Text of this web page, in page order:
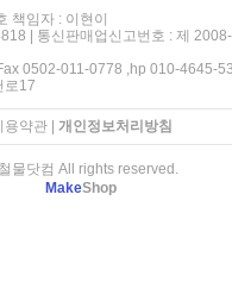
책임자 : 이현이
| 통신판매업신고번호 : 제
0502-011-0778 ,hp 010-4645-
로17
용약관| 개인정보처리방침
물닷컴 All rights reserved.
MakeShop